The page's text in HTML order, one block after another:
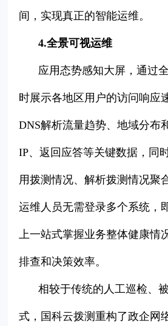
间，实现真正的智能运维。
4.全景可视运维
应用态势感知大屏，通过
时展示各地区用户的访问响应
DNS解析流量趋势、地域分布
IP、返回应答等关键数据，同
用拨测情况、解析拨测情况聚
运维人员无需登录多个系统，
上一站式掌握业务整体健康情
排查和决策效率。
相较于传统的人工巡检、
式，国科云拨测重构了政企网